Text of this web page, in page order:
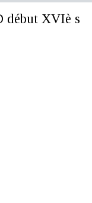
XVIè s